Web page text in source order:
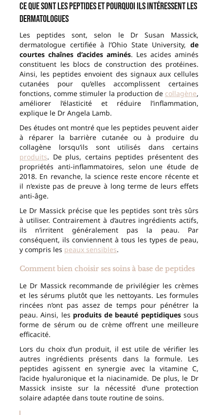
Ce que sont les peptides et pourquoi ils intéressent les
dermatologues
Les peptides sont, selon le Dr Susan Massick,
dermatologue certifiée à l’Ohio State University, de
courtes chaînes d’acides aminés. Les acides aminés
constituent les blocs de construction des protéines.
Ainsi, les peptides envoient des signaux aux cellules
cutanées pour qu’elles accomplissent certaines
fonctions, comme stimuler la production de collagène,
améliorer l’élasticité et réduire l’inflammation,
explique le Dr Angela Lamb.
Des études ont montré que les peptides peuvent aider
à réparer la barrière cutanée ou à produire du
collagène lorsqu’ils sont utilisés dans certains
produits. De plus, certains peptides présentent des
propriétés anti-inflammatoires, selon une étude de
2018. En revanche, la science reste encore récente et
il n’existe pas de preuve à long terme de leurs effets
anti-âge.
Le Dr Massick précise que les peptides sont très sûrs
à utiliser. Contrairement à d’autres ingrédients actifs,
ils n’irritent généralement pas la peau. Par
conséquent, ils conviennent à tous les types de peau,
y compris les peaux sensibles.
Comment bien choisir ses soins à base de peptides
Le Dr Massick recommande de privilégier les crèmes
et les sérums plutôt que les nettoyants. Les formules
rincées n’ont pas assez de temps pour pénétrer la
peau. Ainsi, les produits de beauté peptidiquessous
forme de sérum ou de crème offrent une meilleure
efficacité.
Lors du choix d’un produit, il est utile de vérifier les
autres ingrédients présents dans la formule. Les
peptides agissent en synergie avec la vitamine C,
l’acide hyaluronique et la niacinamide. De plus, le Dr
Massick insiste sur la nécessité d’une protection
solaire adaptée dans toute routine de soins.